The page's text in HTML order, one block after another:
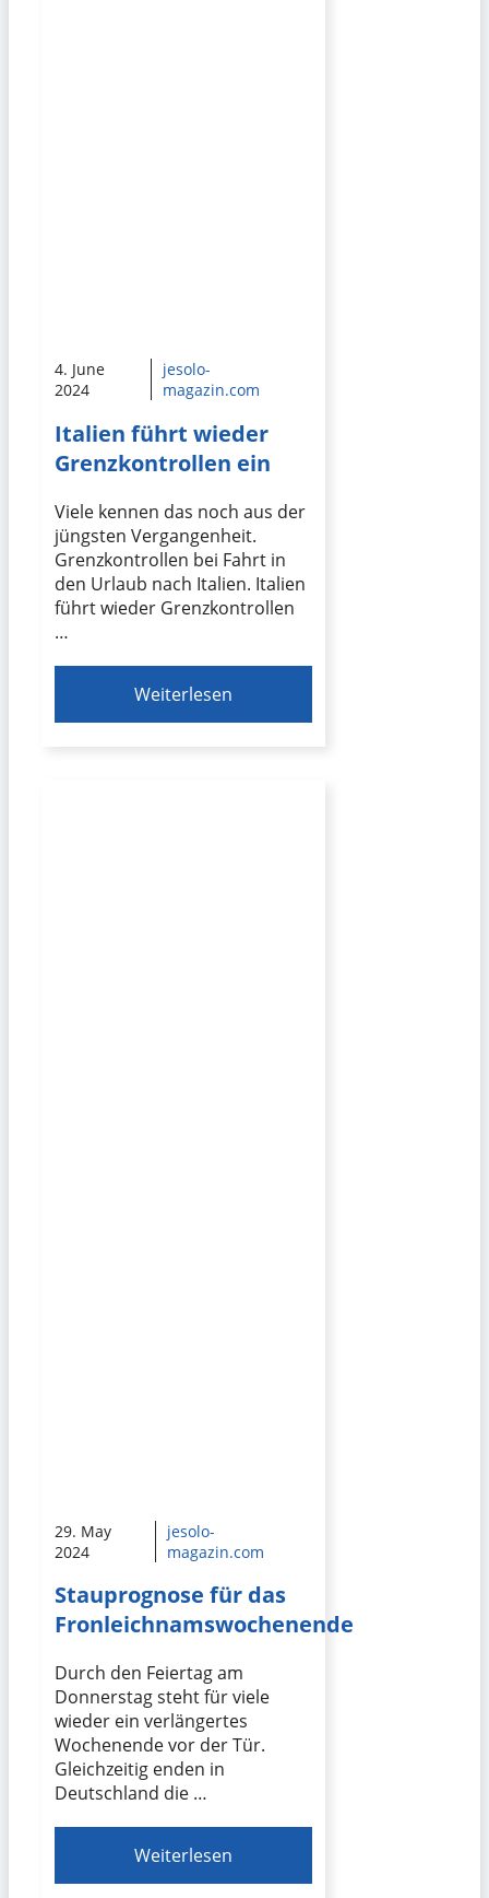
4. June
2024
jesolo-
magazin.com
Italien führt wieder
Grenzkontrollen ein
Viele kennen das noch aus der
jüngsten Vergangenheit.
Grenzkontrollen bei Fahrt in
den Urlaub nach Italien. Italien
führt wieder Grenzkontrollen
…
Weiterlesen
29. May
2024
jesolo-
magazin.com
Stauprognose für das
Fronleichnamswochenende
Durch den Feiertag am
Donnerstag steht für viele
wieder ein verlängertes
Wochenende vor der Tür.
Gleichzeitig enden in
Deutschland die …
Weiterlesen